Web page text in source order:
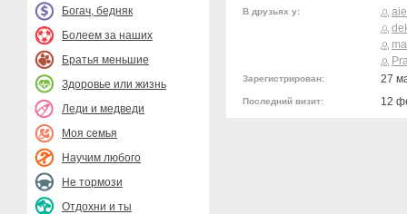
Богач, бедняк
Болеем за наших
Братья меньшие
Здоровье или жизнь
Леди и медведи
Моя семья
Научим любого
Не тормози
Отдохни и ты
В друзьях у:
Зарегистрирован: 27
Последний визит: 12